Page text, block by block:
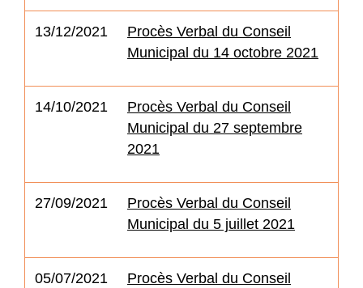
13/12/2021
Procès Verbal du Conseil
Municipal du 14 octobre 2021
14/10/2021
Procès Verbal du Conseil
Municipal du 27 septembre
2021
27/09/2021
Procès Verbal du Conseil
Municipal du 5 juillet 2021
05/07/2021
Procès Verbal du Conseil